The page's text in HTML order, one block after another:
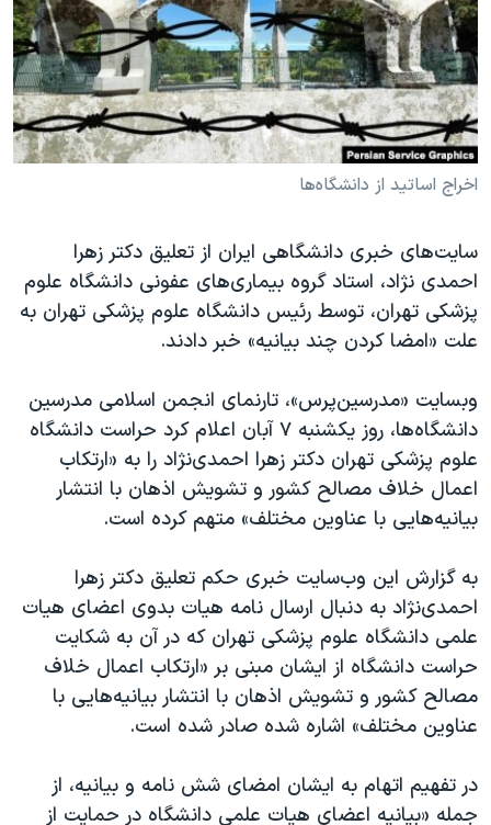
فرهنگ و زندگی
حقوق شهروندی
اقتصادی
علم و فناوری
اسرائیل در جنگ
آرشیو پخش زنده
مستندها
انتخابات ریاست جمهوری آمریکا ۲۰۲۴
حمله جمهوری اسلامی به اسرائیل
رمز مهسا
ورزش زنان در ایران
مجموعه مستندهای دادخواهی
تریبونال مردمی آبان ۹۸
دادگاه حمید نوری
قانون شفافیت دارائی کادر رهبری ایران
اعتراضات مردمی آبان ۹۸
اسرائیل در جنگ
نرگس محمدی برنده جایزه نوبل صلح
همایش محافظه‌کاران آمریکا «سی‌پک»
صفحه‌های ویژه
سفر پرزیدنت ترامپ به چین
دنبال کنید
زبانهای مختلف
اخراج اساتید از دانشگاه‌ها
سایت‌های خبری دانشگاهی ایران از تعلیق دکتر زهرا
احمدی نژاد، استاد گروه بیماری‌های عفونی دانشگاه علوم
پزشکی تهران، توسط رئیس دانشگاه علوم پزشکی تهران به
علت «امضا کردن چند بیانیه» خبر دادند.
وبسایت «مدرسین‌پرس»، تارنمای انجمن اسلامی مدرسین
دانشگاه‌ها، روز یکشنبه ۷ آبان اعلام کرد حراست دانشگاه
علوم پزشکی تهران دکتر زهرا احمدی‌نژاد را به «ارتکاب
اعمال خلاف مصالح کشور و تشویش اذهان با انتشار
بیانیه‌هایی با عناوین مختلف» متهم کرده است.
به گزارش این وب‌سایت خبری حکم تعلیق دکتر زهرا
احمد‌ی‌نژاد به دنبال ارسال نامه هیات بدوی اعضای هیات
علمی دانشگاه علوم پزشکی تهران که در آن به شکایت
حراست دانشگاه از ایشان مبنی بر «ارتکاب اعمال خلاف
مصالح کشور و تشویش اذهان با انتشار بیانیه‌هایی با
عناوین مختلف» اشاره شده صادر شده است.
در تفهیم اتهام به ایشان امضای شش نامه و بیانیه، از
جمله «بیانیه اعضای هیات علمی دانشگاه در حمایت از